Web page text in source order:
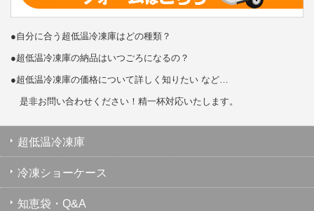
●自分に合う超低温冷凍庫はどの種類？
●超低温冷凍庫の納品はいつごろになるの？
●超低温冷凍庫の価格について詳しく知りたい など…
是非お問い合わせください！精一杯対応いたします。
超低温冷凍庫
冷凍ショーケース
知恵袋・Q&A